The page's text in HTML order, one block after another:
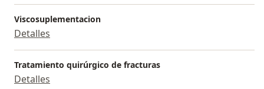
Viscosuplementacion
Detalles
Tratamiento quirúrgico de fracturas
Detalles